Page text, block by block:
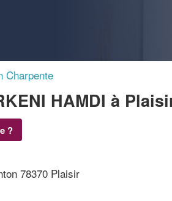
Charpente
HAMDI à
?
78370 Plaisir